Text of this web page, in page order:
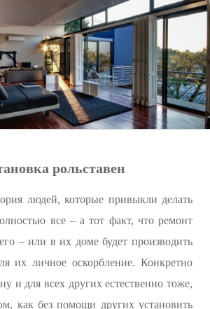
рольставен
людей, которые привыкли делать
все – а тот факт, что ремонт
– или в их доме будет производить
их личное оскорбление. Конкретно
и для всех других естественно тоже,
как без помощи других установить